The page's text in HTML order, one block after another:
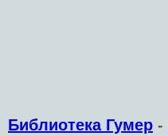
Библиотека Гумер -